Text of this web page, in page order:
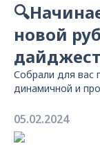
новой
дайджест
Собрали для вас
динамичной и
05.02.2024